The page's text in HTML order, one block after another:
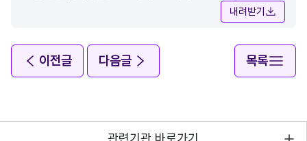
내려받기
이전글 다음글 목록
관련기관 바로가기